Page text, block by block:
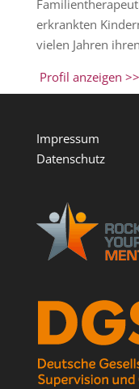
erkrankten
vielen Jahren
Profil anzeigen >>
Impressum
Datenschutz